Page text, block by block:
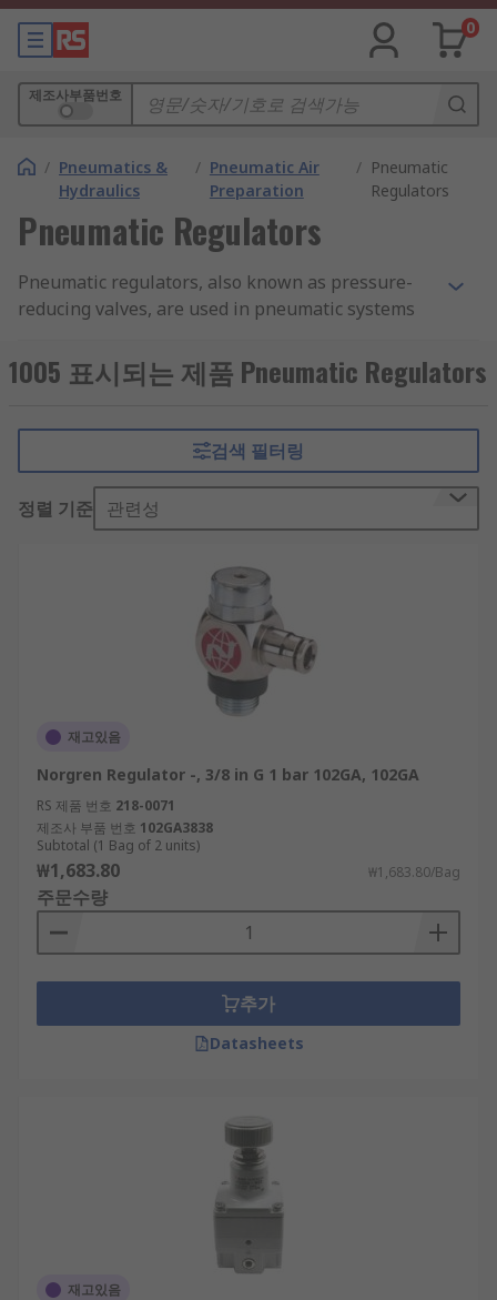
0
제조사부품번호
/ Pneumatics &
Hydraulics
/ Pneumatic Air
Preparation
/ Pneumatic
Regulators
Pneumatic Regulators
Pneumatic regulators, also known as pressure-
reducing valves, are used in pneumatic systems
commonly used in
pneumatic air compressors.
Pneumatic regulators can provide a quick
even the most demanding industrial air
preparation applications. They make sure that
compressed air in a pneumatic system is not
wasted.
How does a pneumatic regulator work?
Pneumatic regulators maintain output pressure
by automatically cutting off the flow of a gas or
liquid when it’s at a certain pressure. Most
regulators use simple wire coil springs to control
the pressure.
When installing a pressure regulator, it's
important to choose one that is appropriately
sized for your particular system. If it's too large it
will increase air usage and waste energy. So
ensuring the proper sizing and setting of your
pressure regulator is crucial for efficient air
Where are pneumatic regulators used?
Pneumatic regulators are found in many common
medical and dental equipment. They're ideal
when pressure must be closely controlled, as is
the case when dealing with gas.
Things to consider when choosing a
regulator:
1005 표시되는 제품 Pneumatic Regulators
검색 필터링
정렬 기준 관련성
재고있음
Norgren Regulator -, 3/8 in G 1 bar 102GA, 102GA
RS 제품 번호 218-0071
제조사 부품 번호 102GA3838
Subtotal (1 Bag of 2 units)
₩1,683.80 ₩1,683.80/Bag
주문수량
추가
Datasheets
재고있음